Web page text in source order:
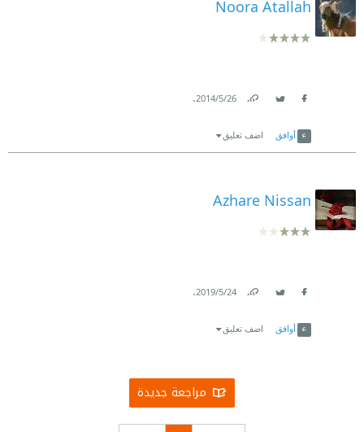
Noora Atallah
26‏/5‏/2014
.
أوافق اضف تعليق
Azhare Nissan
24‏/5‏/2019
.
أوافق اضف تعليق
مراجعة جديدة